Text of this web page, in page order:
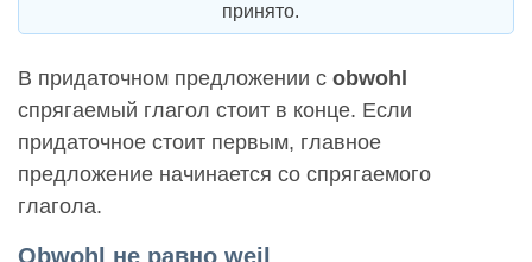
принято.
В придаточном предложении с obwohl
спрягаемый глагол стоит в конце. Если
придаточное стоит первым, главное
предложение начинается со спрягаемого
глагола.
Obwohl не равно weil